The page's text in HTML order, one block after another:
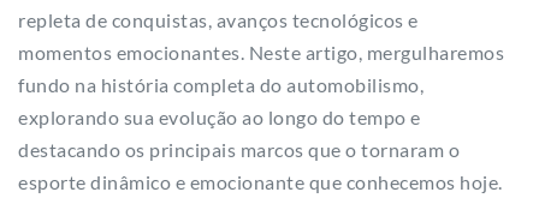
repleta de conquistas, avanços tecnológicos e
momentos emocionantes. Neste artigo, mergulharemos
fundo na história completa do automobilismo,
explorando sua evolução ao longo do tempo e
destacando os principais marcos que o tornaram o
esporte dinâmico e emocionante que conhecemos hoje.